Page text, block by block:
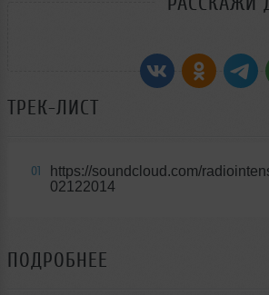
ТРЕК-ЛИСТ
01
https://soundcloud.com/
02122014
ПОДРОБНЕЕ